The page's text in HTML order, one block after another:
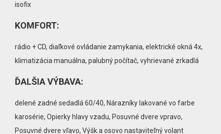
isofix
KOMFORT:
rádio + CD, diaľkové ovládanie zamykania, elektrické okná 4x,
klimatizácia manuálna, palubný počítač, vyhrievané zrkadlá
ĎALŠIA VÝBAVA:
delené zadné sedadlá 60/40, Nárazníky lakované vo farbe
karosérie, Opierky hlavy vzadu, Posuvné dvere vpravo,
Posuvné dvere vľavo, Výšk.a osovo nastaviteľný volant